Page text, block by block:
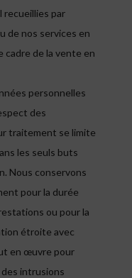
recueillies par
de nos services en
cadre de la vente en
personnelles
des
traitement se limite
les seuls buts
Nous conservons
pour la durée
ou pour la
étroite avec
en œuvre pour
intrusions